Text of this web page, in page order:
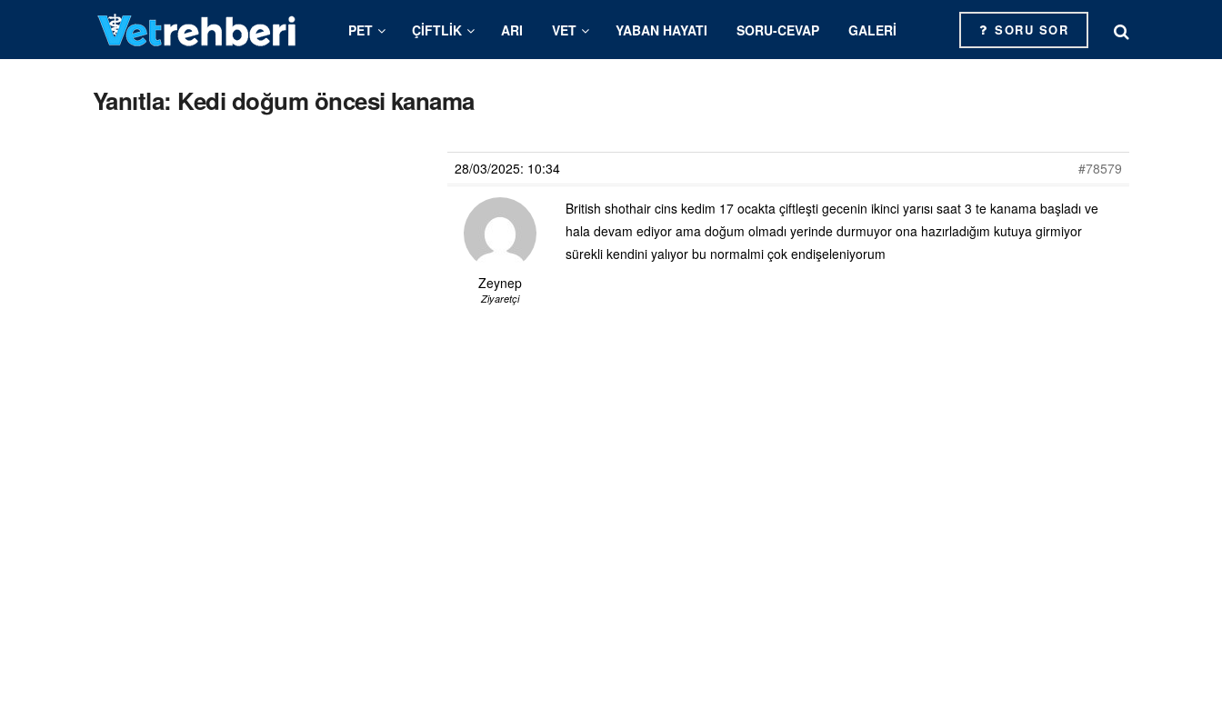
PET ÇIFTLIK ARI VET YABAN HAYATI SORU-CEVAP GALERI SORU SOR
Yanıtla: Kedi doğum öncesi kanama
28/03/2025: 10:34 #78579
Zeynep
Ziyaretçi
British shothair cins kedim 17 ocakta çiftleşti gecenin ikinci yarısı saat 3 te kanama başladı ve
hala devam ediyor ama doğum olmadı yerinde durmuyor ona hazırladığım kutuya girmiyor
sürekli kendini yalıyor bu normalmi çok endişeleniyorum